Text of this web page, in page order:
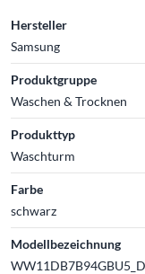
Hersteller
Samsung
Produktgruppe
Waschen & Trocknen
Produkttyp
Waschturm
Farbe
schwarz
Modellbezeichnung